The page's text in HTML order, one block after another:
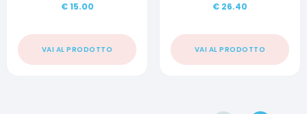
€15.00
VAI AL PRODOTTO
€ 26.40
VAI AL PRODOTTO